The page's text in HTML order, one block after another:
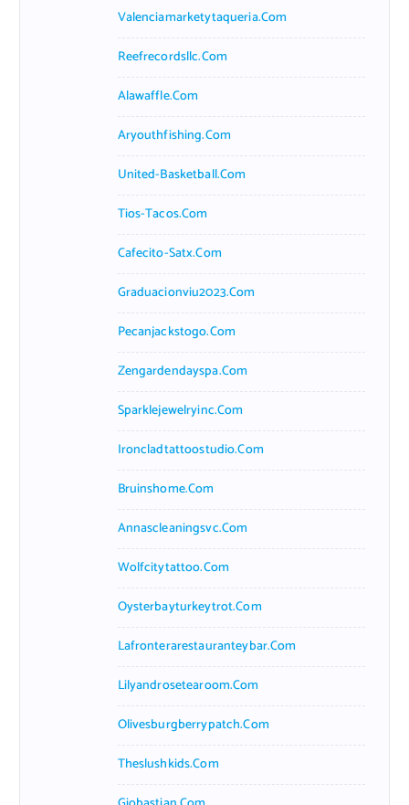
Valenciamarketytaqueria.com
Reefrecordsllc.com
Alawaffle.com
Aryouthfishing.com
United-Basketball.com
Tios-Tacos.com
Cafecito-Satx.com
Graduacionviu2023.com
Pecanjackstogo.com
Zengardendayspa.com
Sparklejewelryinc.com
Ironcladtattoostudio.com
Bruinshome.com
Annascleaningsvc.com
Wolfcitytattoo.com
Oysterbayturkeytrot.com
Lafronterarestauranteybar.com
Lilyandrosetearoom.com
Olivesburgberrypatch.com
Theslushkids.com